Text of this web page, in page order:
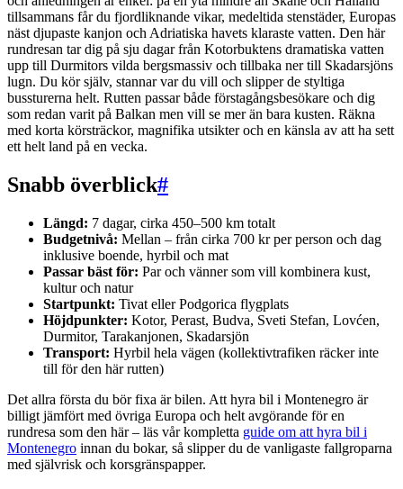
tillsammans får du fjordliknande vikar, medeltida stenstäder, Europas
näst djupaste kanjon och Adriatiska havets klaraste vatten. Den här
rundresan tar dig på sju dagar från Kotorbuktens dramatiska vatten
upp till Durmitors vilda bergsmassiv och tillbaka ner till Skadarsjöns
lugn. Du kör själv, stannar var du vill och slipper de styltiga
bussturerna helt. Rutten passar både förstagångsbesökare och dig
som redan varit på Balkan men vill se mer än bara kusten. Räkna
med korta körsträckor, magnifika utsikter och en känsla av att ha sett
ett helt land på en vecka.
Snabb överblick#
Längd: 7 dagar, cirka 450–500 km totalt
Budgetnivå: Mellan – från cirka 700 kr per person och dag
inklusive boende, hyrbil och mat
Passar bäst för: Par och vänner som vill kombinera kust,
kultur och natur
Startpunkt: Tivat eller Podgorica flygplats
Höjdpunkter: Kotor, Perast, Budva, Sveti Stefan, Lovćen,
Durmitor, Tarakanjonen, Skadarsjön
Transport: Hyrbil hela vägen (kollektivtrafiken räcker inte
till för den här rutten)
Det allra första du bör fixa är bilen. Att hyra bil i Montenegro är
billigt jämfört med övriga Europa och helt avgörande för en
rundresa som den här – läs vår kompletta guide om att hyra bil i
Montenegro innan du bokar, så slipper du de vanligaste fallgroparna
med självrisk och korsgränspapper.